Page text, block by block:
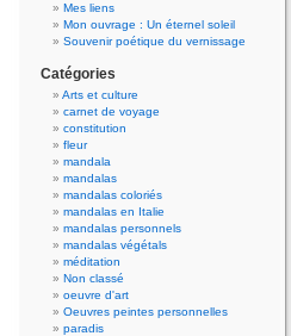
Mes liens
Mon ouvrage : Un éternel soleil
Souvenir poétique du vernissage
Catégories
Arts et culture
carnet de voyage
constitution
fleur
mandala
mandalas
mandalas coloriés
mandalas en Italie
mandalas personnels
mandalas végétals
méditation
Non classé
oeuvre d'art
Oeuvres peintes personnelles
paradis